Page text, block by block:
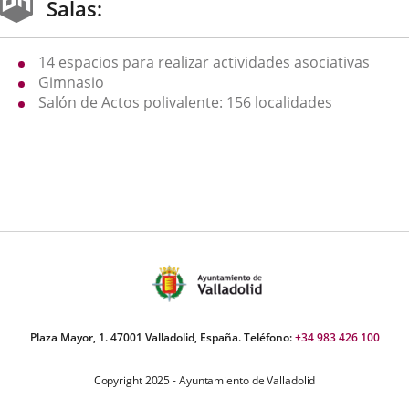
aplicación
externa.
aplicación
externa.
Salas:
14 espacios para realizar actividades asociativas
Gimnasio
Salón de Actos polivalente: 156 localidades
Plaza Mayor, 1. 47001 Valladolid, España. Teléfono:+34 983 426 100
Copyright 2025 - Ayuntamiento de Valladolid